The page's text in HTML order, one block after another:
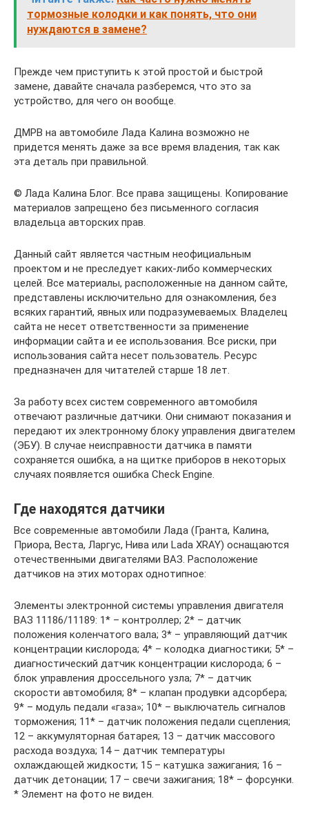
тормозные колодки и как понять, что они
нуждаются в замене?
Прежде чем приступить к этой простой и быстрой
замене, давайте сначала разберемся, что это за
устройство, для чего он вообще.
ДМРВ на автомобиле Лада Калина возможно не
придется менять даже за все время владения, так как
эта деталь при правильной.
© Лада Калина Блог. Все права защищены. Копирование
материалов запрещено без письменного согласия
владельца авторских прав.
Данный сайт является частным неофициальным
проектом и не преследует каких-либо коммерческих
целей. Все материалы, расположенные на данном сайте,
представлены исключительно для ознакомления, без
всяких гарантий, явных или подразумеваемых. Владелец
сайта не несет ответственности за применение
информации сайта и ее использования. Все риски, при
использования сайта несет пользователь. Ресурс
предназначен для читателей старше 18 лет.
За работу всех систем современного автомобиля
отвечают различные датчики. Они снимают показания и
передают их электронному блоку управления двигателем
(ЭБУ). В случае неисправности датчика в памяти
сохраняется ошибка, а на щитке приборов в некоторых
случаях появляется ошибка Check Engine.
Где находятся датчики
Все современные автомобили Лада (Гранта, Калина,
Приора, Веста, Ларгус, Нива или Lada XRAY) оснащаются
отечественными двигателями ВАЗ. Расположение
датчиков на этих моторах однотипное:
Элементы электронной системы управления двигателя
ВАЗ 11186/11189: 1* – контроллер; 2* – датчик
положения коленчатого вала; 3* – управляющий датчик
концентрации кислорода; 4* – колодка диагностики; 5* –
диагностический датчик концентрации кислорода; 6 –
блок управления дроссельного узла; 7* – датчик
скорости автомобиля; 8* – клапан продувки адсорбера;
9* – модуль педали «газа»; 10* – выключатель сигналов
торможения; 11* – датчик положения педали сцепления;
12 – аккумуляторная батарея; 13 – датчик массового
расхода воздуха; 14 – датчик температуры
охлаждающей жидкости; 15 – катушка зажигания; 16 –
датчик детонации; 17 – свечи зажигания; 18* – форсунки.
* Элемент на фото не виден.